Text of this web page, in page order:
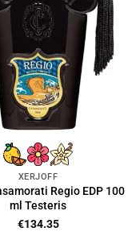
XERJOFF
Regio EDP 100
ml Testeris
€134.35